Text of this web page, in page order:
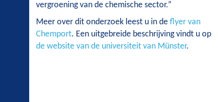
vergroening van de chemische sector.”
Meer over dit onderzoek leest u in de flyer van
Chemport. Een uitgebreide beschrijving vindt u op
de website van de universiteit van Münster.